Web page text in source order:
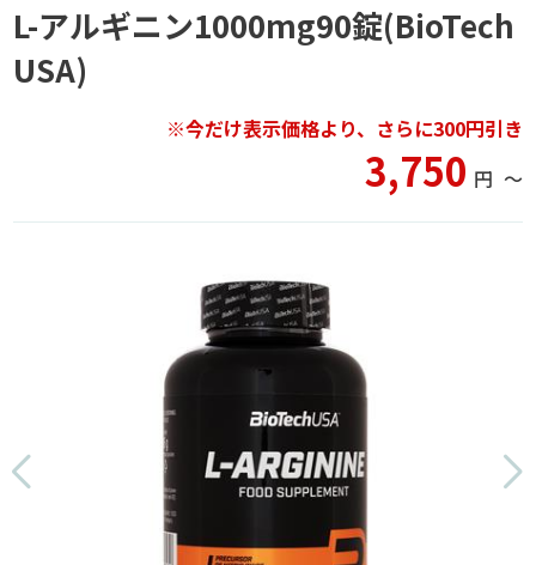
L-アルギニン1000mg90錠(BioTech
USA)
※今だけ表示価格より、さらに300円引き
3,750 円 〜